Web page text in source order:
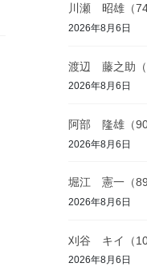
川瀬 昭雄（
2026年8月6日
渡辺 藤之助
2026年8月6日
阿部 隆雄（
2026年8月6日
堀江 憲一（
2026年8月6日
刈谷 キイ（
2026年8月6日